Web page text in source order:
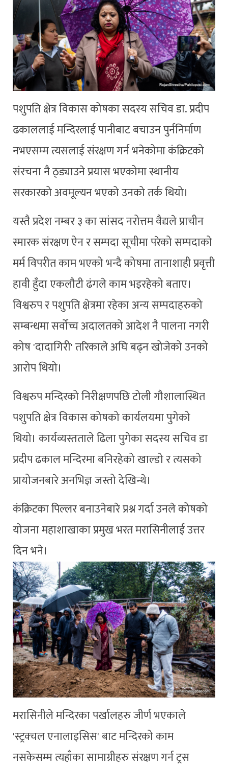
पशुपति क्षेत्र विकास कोषका सदस्य सचिव डा. प्रदीप
ढकाललाई मन्दिरलाई पानीबाट बचाउन पुर्ननिर्माण
नभएसम्म त्यसलाई संरक्षण गर्न भनेकोमा कंक्रिटको
संरचना नै ठ्ड्याउने प्रयास भएकोमा स्थानीय
सरकारको अवमूल्यन भएको उनको तर्क थियो।
यस्तै प्रदेश नम्बर ३ का सांसद नरोत्तम वैद्यले प्राचीन
स्मारक संरक्षण ऐन र सम्पदा सूचीमा परेको सम्पदाको
मर्म विपरीत काम भएको भन्दै कोषमा तानाशाही प्रवृत्ती
हावी हुँदा एकलौटी ढंगले काम भइरहेको बताए।
विश्वरुप र पशुपति क्षेत्रमा रहेका अन्य सम्पदाहरुको
सम्बन्धमा सर्वोच्च अदालतको आदेश नै पालना नगरी
कोष 'दादागिरी' तरिकाले अघि बढ्न खोजेको उनको
आरोप थियो।
विश्वरुप मन्दिरको निरीक्षणपछि टोली गौशालास्थित
पशुपति क्षेत्र विकास कोषको कार्यलयमा पुगेको
थियो। कार्यव्यस्तताले ढिला पुगेका सदस्य सचिव डा
प्रदीप ढकाल मन्दिरमा बनिरहेको खाल्डो र त्यसको
प्रायोजनबारे अनभिज्ञ जस्तो देखिन्थे।
कंक्रिटका पिल्लर बनाउनेबारे प्रश्न गर्दा उनले कोषको
योजना महाशाखाका प्रमुख भरत मरासिनीलाई उत्तर
दिन भने।
मरासिनीले मन्दिरका पर्खालहरु जीर्ण भएकाले
'स्ट्रक्चल एनालाइसिस' बाट मन्दिरको काम
नसकेसम्म त्यहाँका सामाग्रीहरु संरक्षण गर्न ट्रस